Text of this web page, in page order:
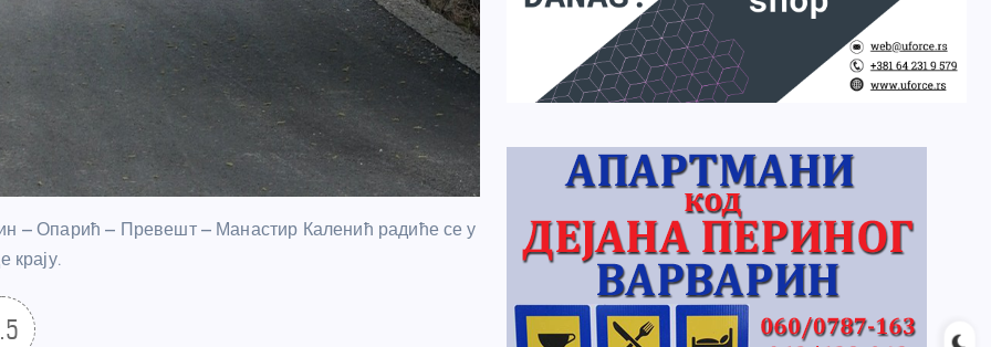
– Опарић – Превешт – Манастир Каленић радиће се у
крају.